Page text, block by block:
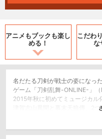
アニメもブックも楽し
める！
こだわ
な
名だたる刀剣が戦士の姿になっ
ゲーム「刀剣乱舞-ONLINE-」
2015年秋に初めてミュージカ
津賀志山異聞と幕末天狼傳、2
広げる今回のライブは、ミュー
構成に。トライアル公演～幕末